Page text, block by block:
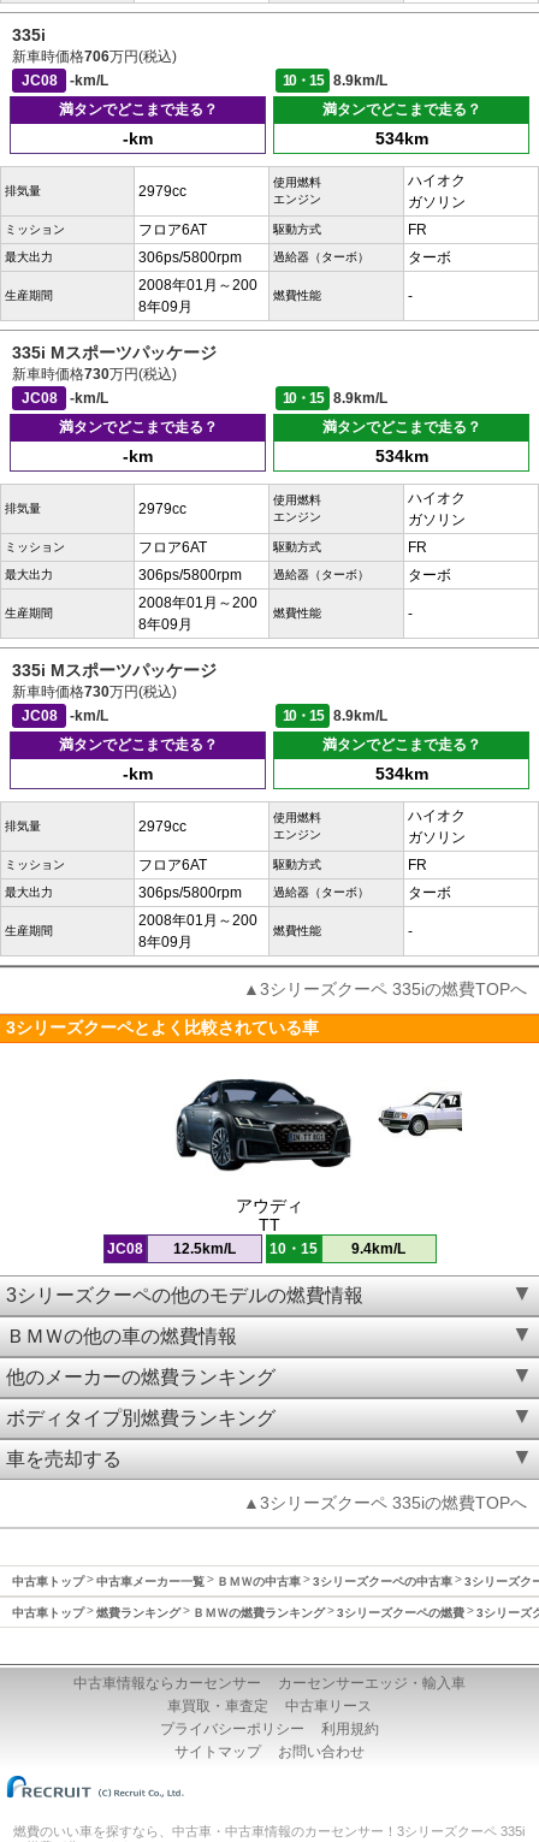
335i
新車時価格706万円(税込)
JC08
-km/L 10・15
8.9km/L
満タンでどこまで走る？
-km
満タンでどこまで走る？
534km
排気量 2979cc
使用燃料
エンジン
ハイオク
ガソリン
ミッション フロア6AT 駆動方式 FR
最大出力 306ps/5800rpm 過給器（ターボ） ターボ
生産期間
2008年01月～200
8年09月
燃費性能 -
335i Mスポーツパッケージ
新車時価格730万円(税込)
JC08
-km/L 10・15
8.9km/L
満タンでどこまで走る？
-km
満タンでどこまで走る？
534km
排気量 2979cc
使用燃料
エンジン
ハイオク
ガソリン
ミッション フロア6AT 駆動方式 FR
最大出力 306ps/5800rpm 過給器（ターボ） ターボ
生産期間
2008年01月～200
8年09月
燃費性能 -
335i Mスポーツパッケージ
新車時価格730万円(税込)
JC08
-km/L 10・15
8.9km/L
満タンでどこまで走る？
-km
満タンでどこまで走る？
534km
排気量 2979cc
使用燃料
エンジン
ハイオク
ガソリン
ミッション フロア6AT 駆動方式 FR
最大出力 306ps/5800rpm 過給器（ターボ） ターボ
生産期間
2008年01月～200
8年09月
燃費性能 -
▲3シリーズクーペ 335iの燃費TOPへ
3シリーズクーペとよく比較されている車
アウディ
TT
JC08 12.5km/L 10・15 9.4km/L
3シリーズクーペの他のモデルの燃費情報
ＢＭＷの他の車の燃費情報
他のメーカーの燃費ランキング
ボディタイプ別燃費ランキング
車を売却する
▲3シリーズクーペ 335iの燃費TOPへ
中古車トップ 中古車メーカー一覧 ＢＭＷの中古車 3シリーズクーペの中古車 3シリーズク
中古車トップ 燃費ランキング ＢＭＷの燃費ランキング 3シリーズクーペの燃費 3シリーズ
中古車情報ならカーセンサー
カーセンサーエッジ・輸入車
車買取・車査定
中古車リース
プライバシーポリシー
利用規約
サイトマップ
お問い合わせ
燃費のいい車を探すなら、中古車・中古車情報のカーセンサー！3シリーズクーペ 335i